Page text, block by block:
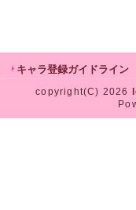
キャラ登録ガイドライン
copyright(C) 2026